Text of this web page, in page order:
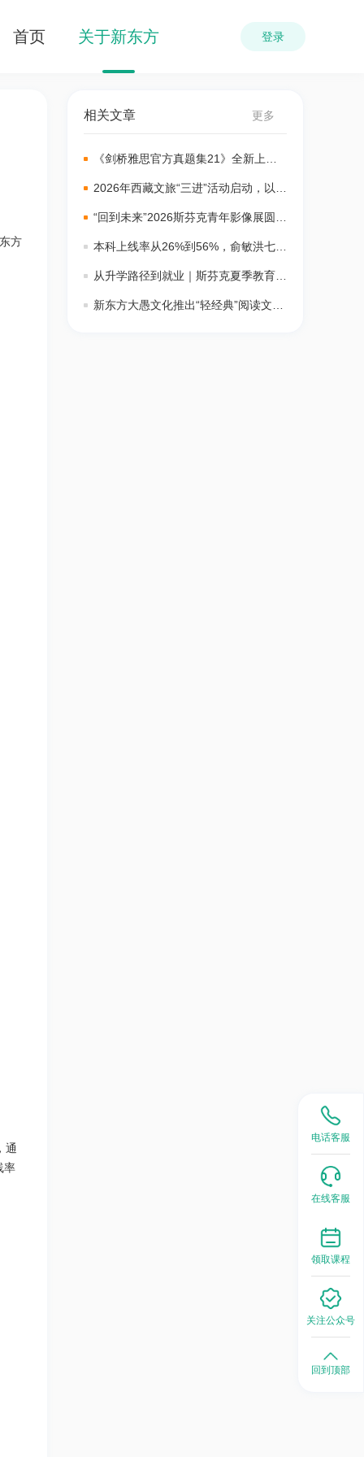
首页 关于新东方 登录
方
通
率
相关文章 更多
《剑桥雅思官方真题集21》全新上市
2026年西藏文旅“三进”活动启动，以文
“回到未来”2026斯芬克青年影像展圆满
本科上线率从26%到56%，俞敏洪七年
从升学路径到就业｜斯芬克夏季教育展
新东方大愚文化推出“轻经典”阅读文库
电话客服
在线客服
领取课程
关注公众号
回到顶部